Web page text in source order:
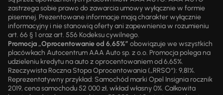
zastrzega sobie prawo do zawarcia umowy wyłącznie w formie
pisemnej. Prezentowane informacje mają charakter wyłącznie
informacyjny i nie stanowią oferty ani zapewnienia w rozumieniu
art. 66 § 1 oraz art. 556 Kodeksu cywilnego.
Promocja „Oprocentowanie od 6,65%” obowiązuje we wszystkich
placówkach Autocentrum AAA Auto sp. z o.o. Promocja polega na
udzieleniu kredytu na auto z oprocentowaniem od 6,65%.
Rzeczywista Roczna Stopa Oprocentowania („RRSO“): 9,81%.
Reprezentatywny przykład: Samochód marki Opel Insignia rocznik
2019, cena samochodu 52 000 zł, wkład własny 0%. Całkowita